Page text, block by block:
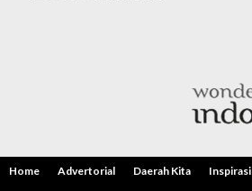
Home Advertorial Daerah Kita Inspirasi